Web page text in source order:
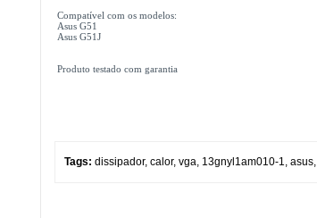
Compatível com os modelos:
Asus G51
Asus G51J
Produto testado com garantia
Tags: dissipador, calor, vga, 13gnyl1am010-1, asus,